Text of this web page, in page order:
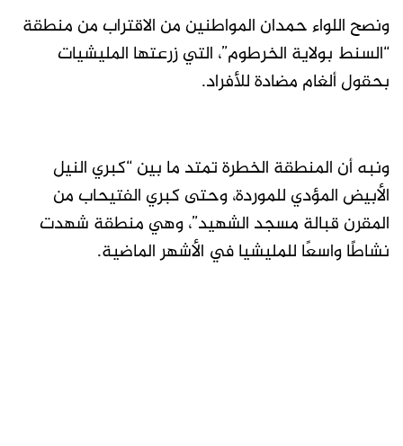
ونصح اللواء حمدان المواطنين من الاقتراب من منطقة
“السنط بولاية الخرطوم”، التي زرعتها المليشيات
بحقول ألغام مضادة للأفراد.
ونبه أن المنطقة الخطرة تمتد ما بين “كبري النيل
الأبيض المؤدي للموردة، وحتى كبري الفتيحاب من
المقرن قبالة مسجد الشهيد”، وهي منطقة شهدت
نشاطًا واسعًا للمليشيا في الأشهر الماضية.